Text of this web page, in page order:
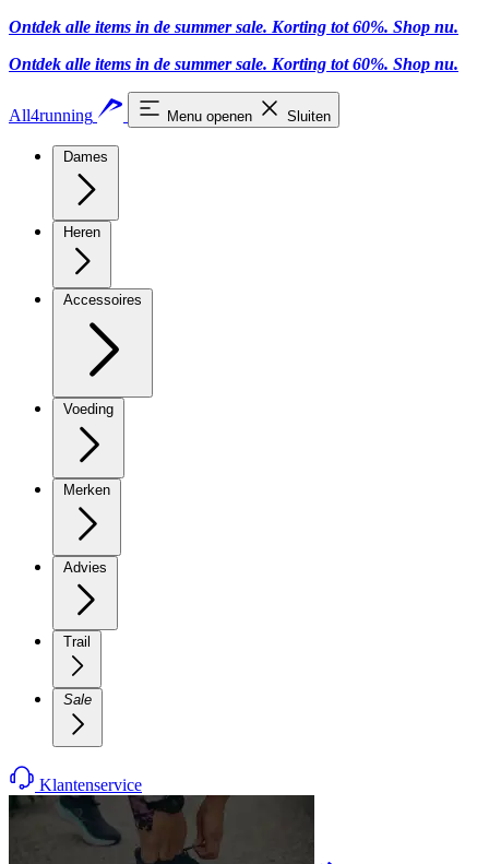
Ontdek alle items in de summer sale. Korting tot 60%. Shop nu.
Ontdek alle items in de summer sale. Korting tot 60%. Shop nu.
All4running Menu openen Sluiten
Dames
Heren
Accessoires
Voeding
Merken
Advies
Trail
Sale
Klantenservice